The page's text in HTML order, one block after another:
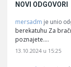
NOVI ODGOVORI
mersadm je unio
berekatuhu Za
poznajete.…
13.10.2024 u 15:25